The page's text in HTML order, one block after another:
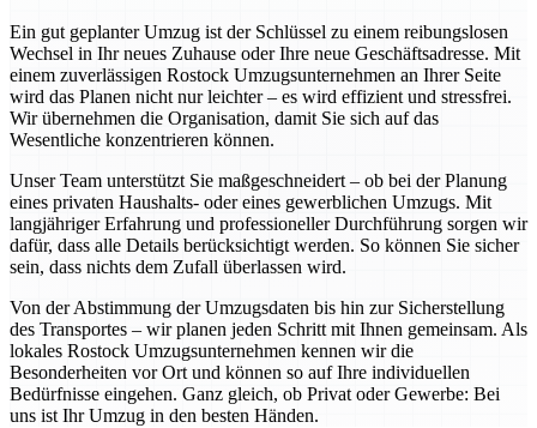
Ein gut geplanter Umzug ist der Schlüssel zu einem reibungslosen
Wechsel in Ihr neues Zuhause oder Ihre neue Geschäftsadresse. Mit
einem zuverlässigen Rostock Umzugsunternehmen an Ihrer Seite
wird das Planen nicht nur leichter – es wird effizient und stressfrei.
Wir übernehmen die Organisation, damit Sie sich auf das
Wesentliche konzentrieren können.
Unser Team unterstützt Sie maßgeschneidert – ob bei der Planung
eines privaten Haushalts- oder eines gewerblichen Umzugs. Mit
langjähriger Erfahrung und professioneller Durchführung sorgen wir
dafür, dass alle Details berücksichtigt werden. So können Sie sicher
sein, dass nichts dem Zufall überlassen wird.
Von der Abstimmung der Umzugsdaten bis hin zur Sicherstellung
des Transportes – wir planen jeden Schritt mit Ihnen gemeinsam. Als
lokales Rostock Umzugsunternehmen kennen wir die
Besonderheiten vor Ort und können so auf Ihre individuellen
Bedürfnisse eingehen. Ganz gleich, ob Privat oder Gewerbe: Bei
uns ist Ihr Umzug in den besten Händen.